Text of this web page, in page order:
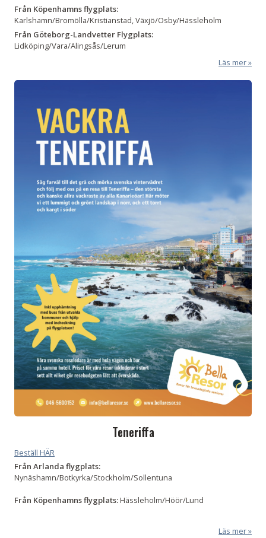
Från Köpenhamns flygplats:
Karlshamn/Bromölla/Kristianstad, Växjö/Osby/Hässleholm
Från Göteborg-Landvetter Flygplats:
Lidköping/Vara/Alingsås/Lerum
Läs mer
Teneriffa
Beställ HÄR
Från Arlanda flygplats:
Nynäshamn/Botkyrka/Stockholm/Sollentuna
Från Köpenhamns flygplats:Hässleholm/Höör/Lund
Läs mer